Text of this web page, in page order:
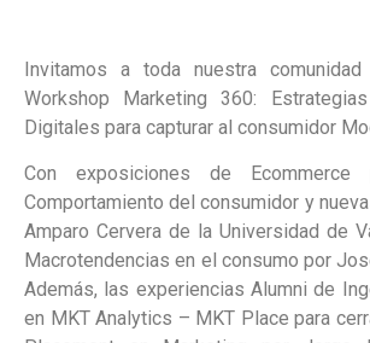
Invitamos a toda nuestra
Workshop Marketing 360:
Digitales para capturar al consumidor
Con exposiciones de
Comportamiento del consumidor y
Amparo Cervera de la Universidad de
Macrotendencias en el consumo por
Además, las experiencias Alumni de
en MKT Analytics – MKT Place para